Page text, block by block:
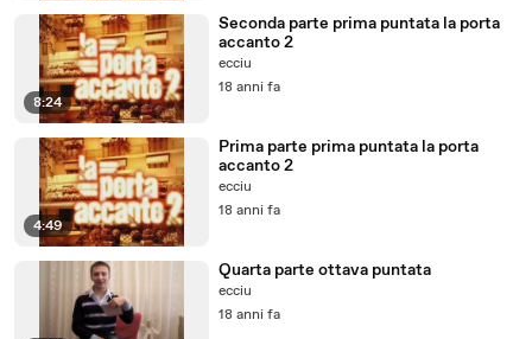
8:24
Seconda parte prima puntata la porta
accanto 2
ecciu
18 anni fa
4:49
Prima parte prima puntata la porta
accanto 2
ecciu
18 anni fa
Quarta parte ottava puntata
ecciu
18 anni fa